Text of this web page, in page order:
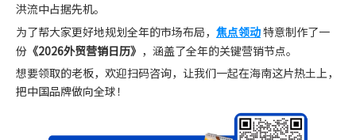
洪流中占据先机。
为了帮大家更好地规划全年的市场布局， 焦点领动特意制作了一
份 《2026外贸营销日历》 ，涵盖了全年的关键营销节点。
想要领取的老板，欢迎扫码咨询，让我们一起在海南这片热土上，
把中国品牌做向全球！